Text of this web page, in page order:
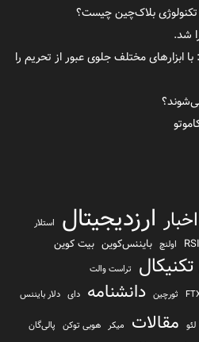
بلاک‌چین چیست؟
شد.
ابزارهای مختلف جلوی عبور از تحریم را
اخبار ارزدیجیتال
استلار
اولنچ بایننس‌کوین بیت کوین
تراست والت
ثورچین دانشنامه دای دلار بایننس
لئو مقالات میکر هوبی توکن پالی‌گان